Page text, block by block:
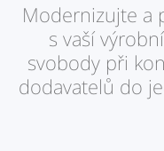
Modernizujte a
s vaší
svobody při
dodavatelů do